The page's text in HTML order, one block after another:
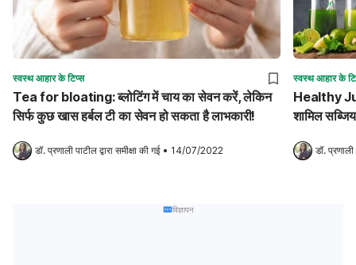
स्वस्थ आहार के टिप्स
Tea for bloating: ब्लोटिंग में चाय का सेवन करें, लेकिन
सिर्फ कुछ खास हर्बल टी का सेवन हो सकता है लाभकारी!
डॉ. प्रणाली पाटील द्वारा समीक्षा की गई • 14/07/2022
स्वस्थ आहार के
Healthy
शामिल
डॉ.
विज्ञापन